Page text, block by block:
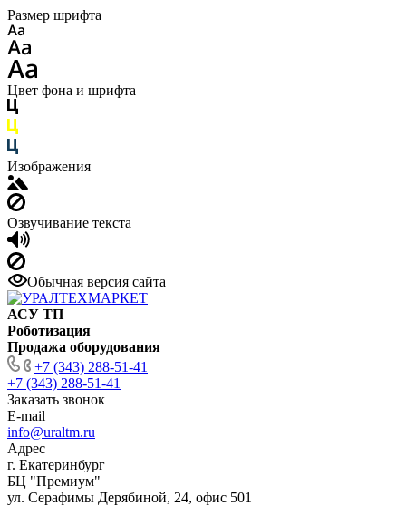
Размер шрифта
Цвет фона и шрифта
Изображения
Озвучивание текста
Обычная версия сайта
АСУ ТП
Роботизация
Продажа оборудования
+7 (343) 288-51-41
+7 (343) 288-51-41
Заказать звонок
E-mail
info@uraltm.ru
Адрес
г. Екатеринбург
БЦ "Премиум"
ул. Серафимы Дерябиной, 24, офис 501